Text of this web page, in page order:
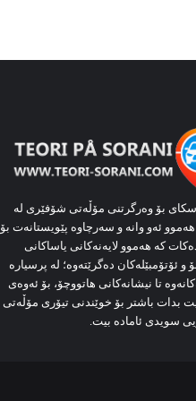
بۆ وەرگرتنی مۆڵەتی شۆفێری لە
ئەو وانە و سەرچاوە پێویستانەت بۆ
کە هەموو لایەنەکانی یاساکانی
و ئۆتۆمبێلەکان دەگرێتەوە؛ لە پرسیارە
تا نیشانەکانی هاتووچۆ، بۆ ئەوەی
بدات باشتر بۆ خوێندنی تیۆری مۆڵەتی
سویدی ئامادە بیت.